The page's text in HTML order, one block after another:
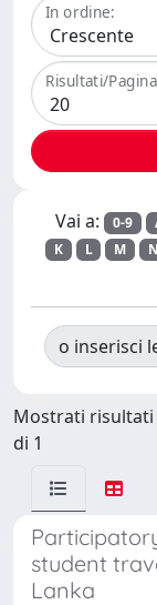
In ordine:
Risultati/Pagina
Vai a: 0-9
K
L M N
o inserisci
Mostrati risultati
di 1
student
Lanka